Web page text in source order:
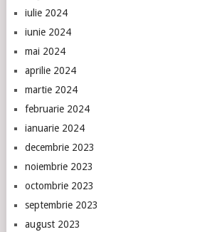
iulie 2024
iunie 2024
mai 2024
aprilie 2024
martie 2024
februarie 2024
ianuarie 2024
decembrie 2023
noiembrie 2023
octombrie 2023
septembrie 2023
august 2023